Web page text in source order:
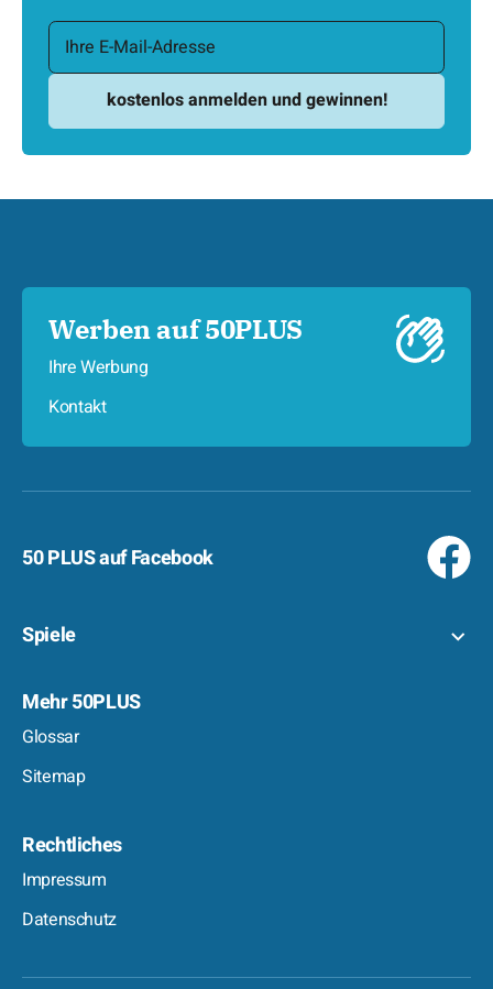
Werben auf 50PLUS
Ihre Werbung
Kontakt
50 PLUS auf Facebook
Spiele
Mehr 50PLUS
Glossar
Sitemap
Rechtliches
Impressum
Datenschutz